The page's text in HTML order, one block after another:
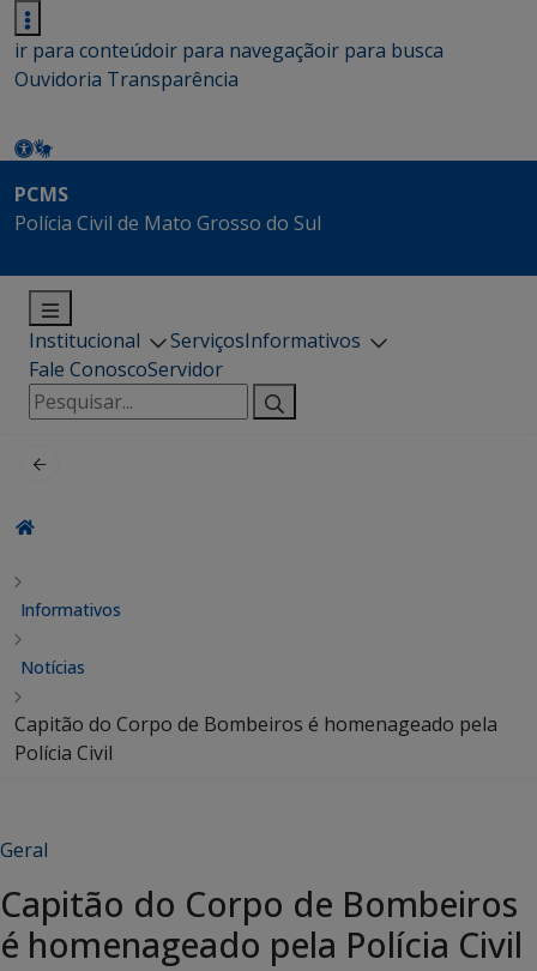
ir para conteúdoir para navegaçãoir para busca
Ouvidoria Transparência
PCMS
Polícia Civil de Mato Grosso do Sul
Institucional ServiçosInformativos
Fale ConoscoServidor
Pesquisar
por:
Informativos
Notícias
Capitão do Corpo de Bombeiros é homenageado pela
Polícia Civil
Geral
Capitão do Corpo de Bombeiros
é homenageado pela Polícia Civil